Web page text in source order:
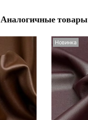
Аналогичные товары
Новинка